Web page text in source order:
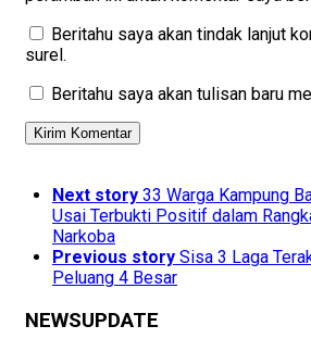
Beritahu saya akan tindak lanjut
surel.
Beritahu saya akan tulisan baru
Next story 33 Warga Kampung
Usai Terbukti Positif dalam
Narkoba
Previous story Sisa 3 Laga
Peluang 4 Besar
NEWSUPDATE